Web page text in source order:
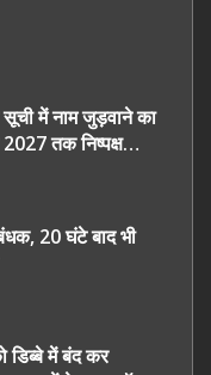
सूची में नाम जुड़वाने का
तक निष्पक्ष
20 घंटे बाद भी
डिब्बे में बंद कर